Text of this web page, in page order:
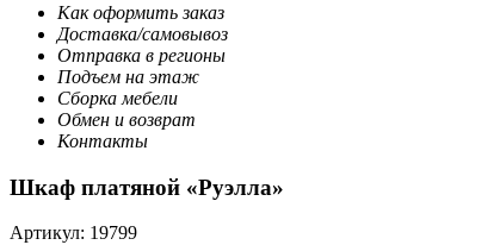
Как оформить заказ
Доставка/самовывоз
Отправка в регионы
Подъем на этаж
Сборка мебели
Обмен и возврат
Контакты
Шкаф платяной «Руэлла»
Артикул: 19799